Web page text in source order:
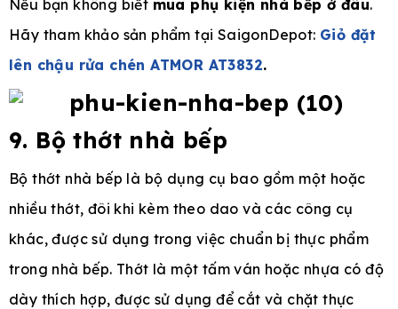
Nếu bạn không biết mua phụ kiện nhà bếp ở đâu.
Hãy tham khảo sản phẩm tại SaigonDepot: Giỏ đặt
lên chậu rửa chén ATMOR AT3832.
9. Bộ thớt nhà bếp
Bộ thớt nhà bếp là bộ dụng cụ bao gồm một hoặc
nhiều thớt, đôi khi kèm theo dao và các công cụ
khác, được sử dụng trong việc chuẩn bị thực phẩm
trong nhà bếp. Thớt là một tấm ván hoặc nhựa có độ
dày thích hợp, được sử dụng để cắt và chặt thực